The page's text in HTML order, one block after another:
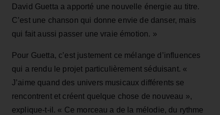
David Guetta a apporté une nouvelle énergie au titre.
C’est une chanson qui donne envie de danser, mais
qui fait aussi passer une vraie émotion. »
Pour Guetta, c’est justement ce mélange d’influences
qui a rendu le projet particulièrement séduisant. «
J’aime quand des univers musicaux différents se
rencontrent et créent quelque chose de nouveau »,
explique-t-il. « Ce morceau a de la mélodie, du rythme